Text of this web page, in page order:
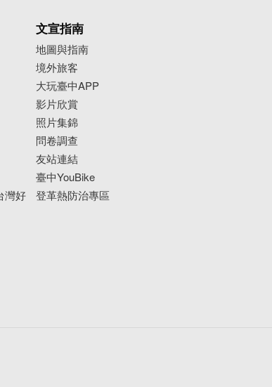
灣好
文宣指南
地圖與指南
境外旅客
大玩臺中APP
影片欣賞
照片集錦
問卷調查
友站連結
臺中YouBike
登革熱防治專區